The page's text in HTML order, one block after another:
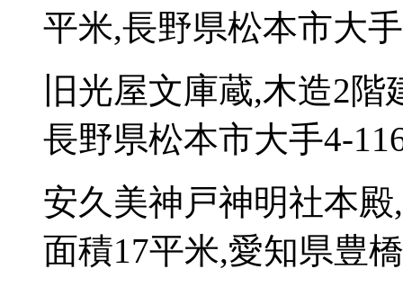
平米,長野県松本市大
旧光屋文庫蔵,木造2
長野県松本市大手4-
安久美神戸神明社本
面積17平米,愛知県豊